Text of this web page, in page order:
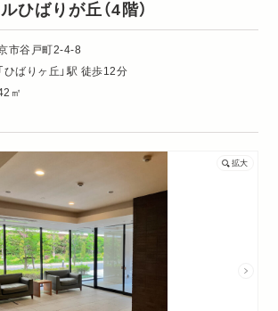
ひばりが丘（4階）
市谷戸町2-4-8
ひばりヶ丘」駅 徒歩12分
㎡
拡大